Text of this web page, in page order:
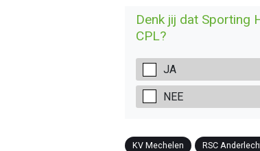
Denk jij dat Sporting
CPL?
JA
NEE
KV Mechelen RSC